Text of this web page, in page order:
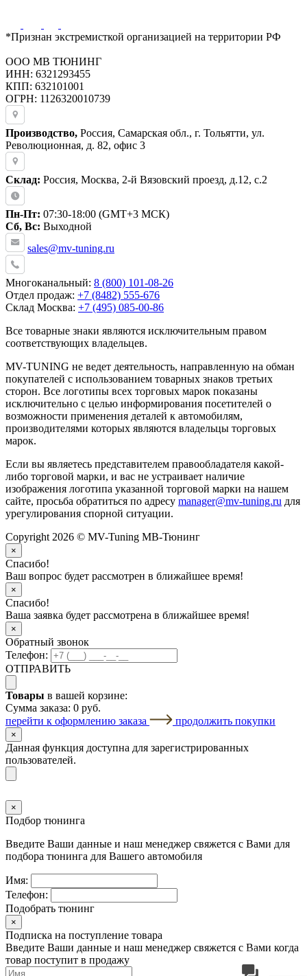
*Признан экстремисткой организацией на территории РФ
ООО МВ ТЮНИНГ
ИНН: 6321293455
КПП: 632101001
ОГРН: 1126320010739
Производство, Россия, Самарская обл., г. Тольятти, ул.
Революционная, д. 82, офис 3
Склад: Россия, Москва, 2-й Вязовский проезд, д.12, с.2
Пн-Пт: 07:30-18:00 (GMT+3 МСК)
Сб, Вс: Выходной
sales@mv-tuning.ru
Многоканальный: 8 (800) 101-08-26
Отдел продаж: +7 (8482) 555-676
Склад Москва: +7 (495) 085-00-86
Все товарные знаки являются исключительным правом
соответствующих владельцев.
MV-TUNING не ведет деятельность, направленную на обман
покупателей с использованием товарных знаков третьих
сторон. Все логотипы всех торговых марок показаны
исключительно с целью информирования посетителей о
возможности применения деталей к автомобилям,
производителями которых являются владельцы торговых
марок.
Если вы являетесь представителем правообладателя какой-
либо торговой марки, и вас не устраивает наличие
изображения логотипа указанной торговой марки на нашем
сайте, просьба обратиться по адресу manager@mv-tuning.ru для
урегулирования спорной ситуации.
Copyright 2026 © MV-Tuning МВ-Тюнинг
×
Спасибо!
Ваш вопрос будет рассмотрен в ближайшее время!
×
Спасибо!
Ваша заявка будет рассмотрена в ближайшее время!
×
Обратный звонок
Телефон:
ОТПРАВИТЬ
Товары в вашей корзине:
Сумма заказа: 0 руб.
перейти к оформлению заказа
продолжить покупки
×
Данная функция доступна для зарегистрированных
пользователей.
×
Подбор тюнинга
Введите Ваши данные и наш менеджер свяжется с Вами для
подбора тюнинга для Вашего автомобиля
Имя:
Телефон:
Подобрать тюнинг
×
Подписка на поступление товара
Введите Ваши данные и наш менеджер свяжется с Вами когда
товар поступит в продажу